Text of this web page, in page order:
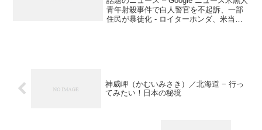
青年射殺事件で白人警官を不起訴、一部
住民が暴徒化 - ロイターホンダ、米当局
神威岬（かむいみさき）／北海道 − 行っ
てみたい！日本の秘境